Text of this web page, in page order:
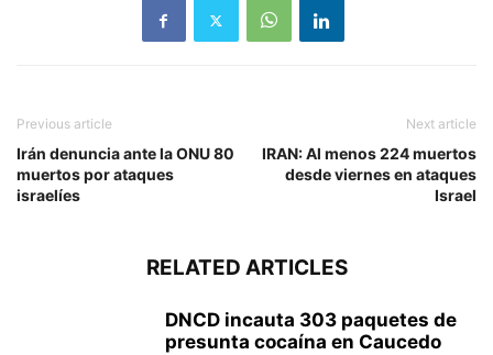
Previous article
Irán denuncia ante la ONU 80
muertos por ataques
israelíes
Next article
IRAN: Al menos 224 muertos
desde viernes en ataques
Israel
RELATED ARTICLES
DNCD incauta 303 paquetes de
presunta cocaína en Caucedo